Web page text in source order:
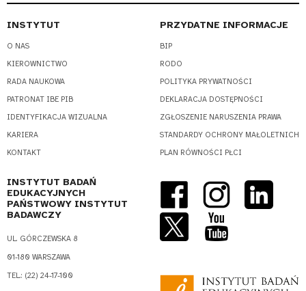
INSTYTUT
O NAS
KIEROWNICTWO
RADA NAUKOWA
PATRONAT IBE PIB
IDENTYFIKACJA WIZUALNA
KARIERA
KONTAKT
PRZYDATNE INFORMACJE
BIP
RODO
POLITYKA PRYWATNOŚCI
DEKLARACJA DOSTĘPNOŚCI
ZGŁOSZENIE NARUSZENIA PRAWA
STANDARDY OCHRONY MAŁOLETNICH
PLAN RÓWNOŚCI PŁCI
INSTYTUT BADAŃ
EDUKACYJNYCH
PAŃSTWOWY INSTYTUT
BADAWCZY
UL. GÓRCZEWSKA 8
01-180 WARSZAWA
TEL.: (22) 24-17-100